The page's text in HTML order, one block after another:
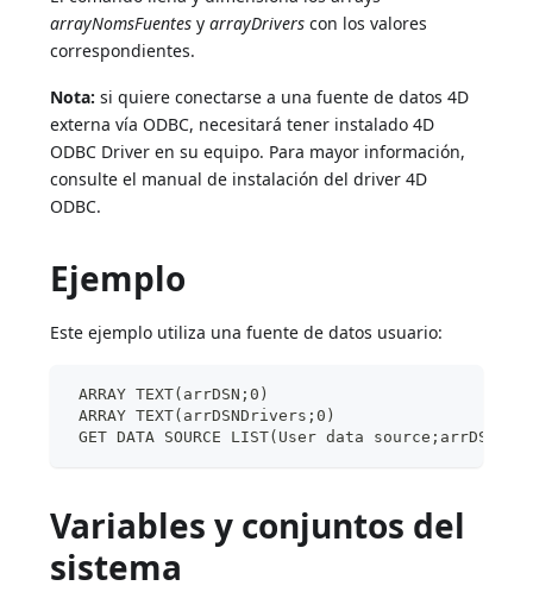
arrayNomsFuentes yarrayDrivers con los valores
correspondientes.
Nota: si quiere conectarse a una fuente de datos 4D
externa vía ODBC, necesitará tener instalado 4D
ODBC Driver en su equipo. Para mayor información,
consulte el manual de instalación del driver 4D
ODBC.
Ejemplo
Este ejemplo utiliza una fuente de datos usuario:
ARRAY TEXT(arrDSN;0)
ARRAY TEXT(arrDSNDrivers;0)
GET DATA SOURCE LIST(User data
Variables y conjuntos del
sistema